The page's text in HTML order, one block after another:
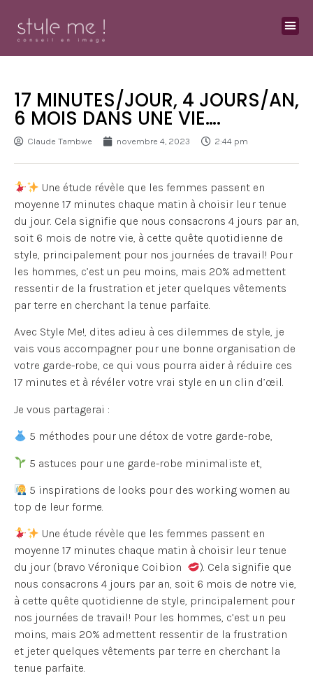
17 MINUTES/JOUR, 4 JOURS/AN,
6 MOIS DANS UNE VIE….
Claude Tambwe novembre 4, 2023 2:44 pm
Une étude révèle que les femmes passent en
moyenne 17 minutes chaque matin à choisir leur tenue
du jour. Cela signifie que nous consacrons 4 jours par an,
soit 6 mois de notre vie, à cette quête quotidienne de
style, principalement pour nos journées de travail! Pour
les hommes, c’est un peu moins, mais 20% admettent
ressentir de la frustration et jeter quelques vêtements
par terre en cherchant la tenue parfaite.
Avec Style Me!, dites adieu à ces dilemmes de style, je
vais vous accompagner pour une bonne organisation de
votre garde-robe, ce qui vous pourra aider à réduire ces
17 minutes et à révéler votre vrai style en un clin d’œil.
Je vous partagerai :
5 méthodes pour une détox de votre garde-robe,
5 astuces pour une garde-robe minimaliste et,
5 inspirations de looks pour des working women au
top de leur forme.
Une étude révèle que les femmes passent en
moyenne 17 minutes chaque matin à choisir leur tenue
du jour (bravo Véronique Coibion
). Cela signifie que
nous consacrons 4 jours par an, soit 6 mois de notre vie,
à cette quête quotidienne de style, principalement pour
nos journées de travail! Pour les hommes, c’est un peu
moins, mais 20% admettent ressentir de la frustration
et jeter quelques vêtements par terre en cherchant la
tenue parfaite.